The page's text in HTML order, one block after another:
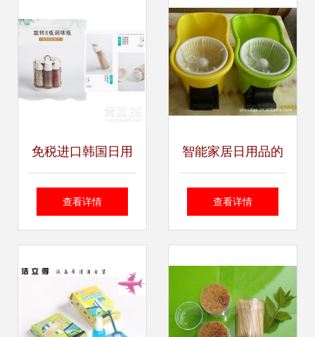
与技术咨询指南
免税进口韩国日用
品所需的证明文件
查看详情
智能家居日用品的
技术咨询 常见问题
查看详情